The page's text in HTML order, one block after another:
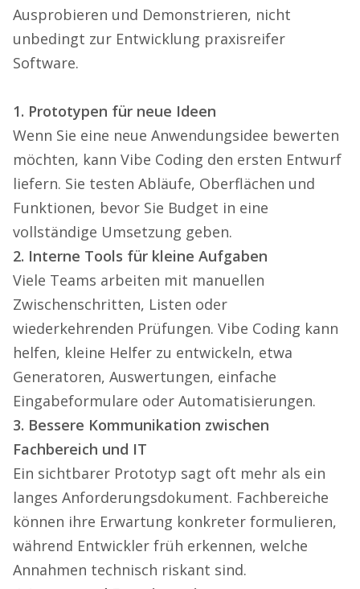
Ausprobieren und Demonstrieren, nicht
unbedingt zur Entwicklung praxisreifer
Software.
1. Prototypen für neue Ideen
Wenn Sie eine neue Anwendungsidee bewerten
möchten, kann Vibe Coding den ersten Entwurf
liefern. Sie testen Abläufe, Oberflächen und
Funktionen, bevor Sie Budget in eine
vollständige Umsetzung geben.
2. Interne Tools für kleine Aufgaben
Viele Teams arbeiten mit manuellen
Zwischenschritten, Listen oder
wiederkehrenden Prüfungen. Vibe Coding kann
helfen, kleine Helfer zu entwickeln, etwa
Generatoren, Auswertungen, einfache
Eingabeformulare oder Automatisierungen.
3. Bessere Kommunikation zwischen
Fachbereich und IT
Ein sichtbarer Prototyp sagt oft mehr als ein
langes Anforderungsdokument. Fachbereiche
können ihre Erwartung konkreter formulieren,
während Entwickler früh erkennen, welche
Annahmen technisch riskant sind.